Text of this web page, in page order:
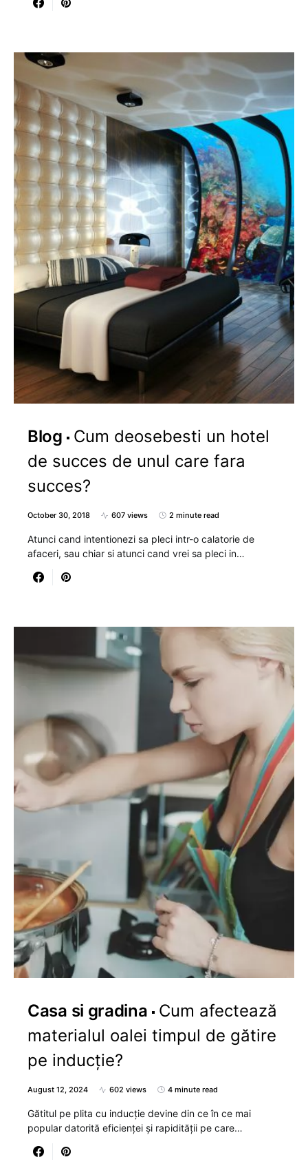
Blog
Cum deosebesti un hotel
de succes de unul care fara
succes?
October 30, 2018 607 views 2 minute read
Atunci cand intentionezi sa pleci intr-o calatorie de
afaceri, sau chiar si atunci cand vrei sa pleci in…
Casa si gradina
Cum afectează
materialul oalei timpul de gătire
pe inducție?
August 12, 2024 602 views 4 minute read
Gătitul pe plita cu inducție devine din ce în ce mai
popular datorită eficienței și rapidității pe care…